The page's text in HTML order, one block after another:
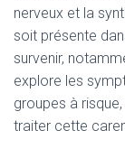
nerveux et la
soit présente
survenir,
explore les
groupes à
traiter cette